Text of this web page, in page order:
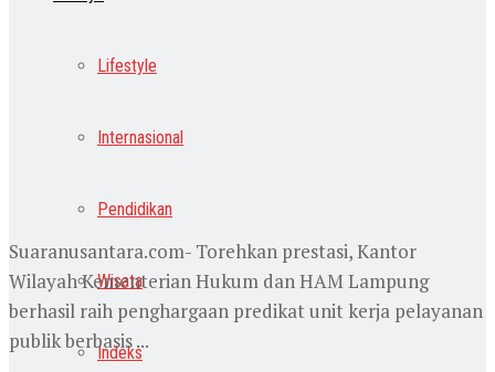
Lifestyle
Internasional
Pendidikan
Wisata
Indeks
Suaranusantara.com- Torehkan prestasi, Kantor
Wilayah Kementerian Hukum dan HAM Lampung
berhasil raih penghargaan predikat unit kerja pelayanan
publik berbasis ...